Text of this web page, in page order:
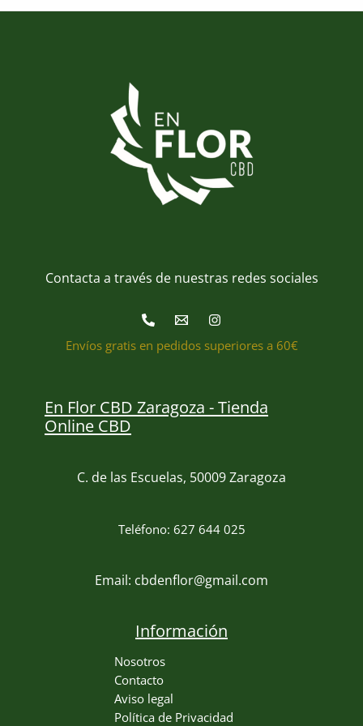
Contacta a través de nuestras redes sociales
Envíos gratis en pedidos superiores a 60€
En Flor CBD Zaragoza - Tienda
Online CBD
C. de las Escuelas, 50009 Zaragoza
Teléfono: 627 644 025
Email: cbdenflor@gmail.com
Información
Nosotros
Contacto
Aviso legal
Política de Privacidad